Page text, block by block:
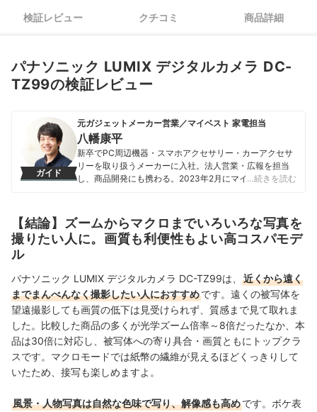
検証レビュー クチコミ 商品詳細
パナソニック LUMIX デジタルカメラ DC-
TZ99の検証レビュー
ガイド
元ガジェットメーカー営業／マイベスト 家電担当
八幡康平
新卒でPC周辺機器・スマホアクセサリー・カーアクセサ
リーを取り扱うメーカーに入社。法人営業・広報を担当
し、商品開発にも携わる。2023年2月にマイベストに入
家電を中心に幅広いジャンルのコンテンツ制作に携わ
る。「専門性をもとにした調査・検証を通じ、一人ひと
りに合った選択肢を分かりやすく提案すること」を心が
…続きを読む
【結論】ズームからマクロまでいろいろな写真を
撮りたい人に。画質も利便性もよい高コスパモデ
ル
パナソニック LUMIX デジタルカメラ DC-TZ99は、
近くから遠く
までまんべんなく撮影したい人におすすめです。遠くの被写体を
望遠撮影しても画質の低下は見受けられず、質感まで見て取れま
した。比較した商品の多くが光学ズーム倍率～8倍だったなか、本
品は30倍に対応し、被写体への寄り具合・画質ともにトップクラ
スです。マクロモードでは紙幣の繊維が見えるほどくっきりして
いたため、接写も楽しめますよ。
風景・人物写真は自然な色味で写り、解像感も高めです。ボケ表